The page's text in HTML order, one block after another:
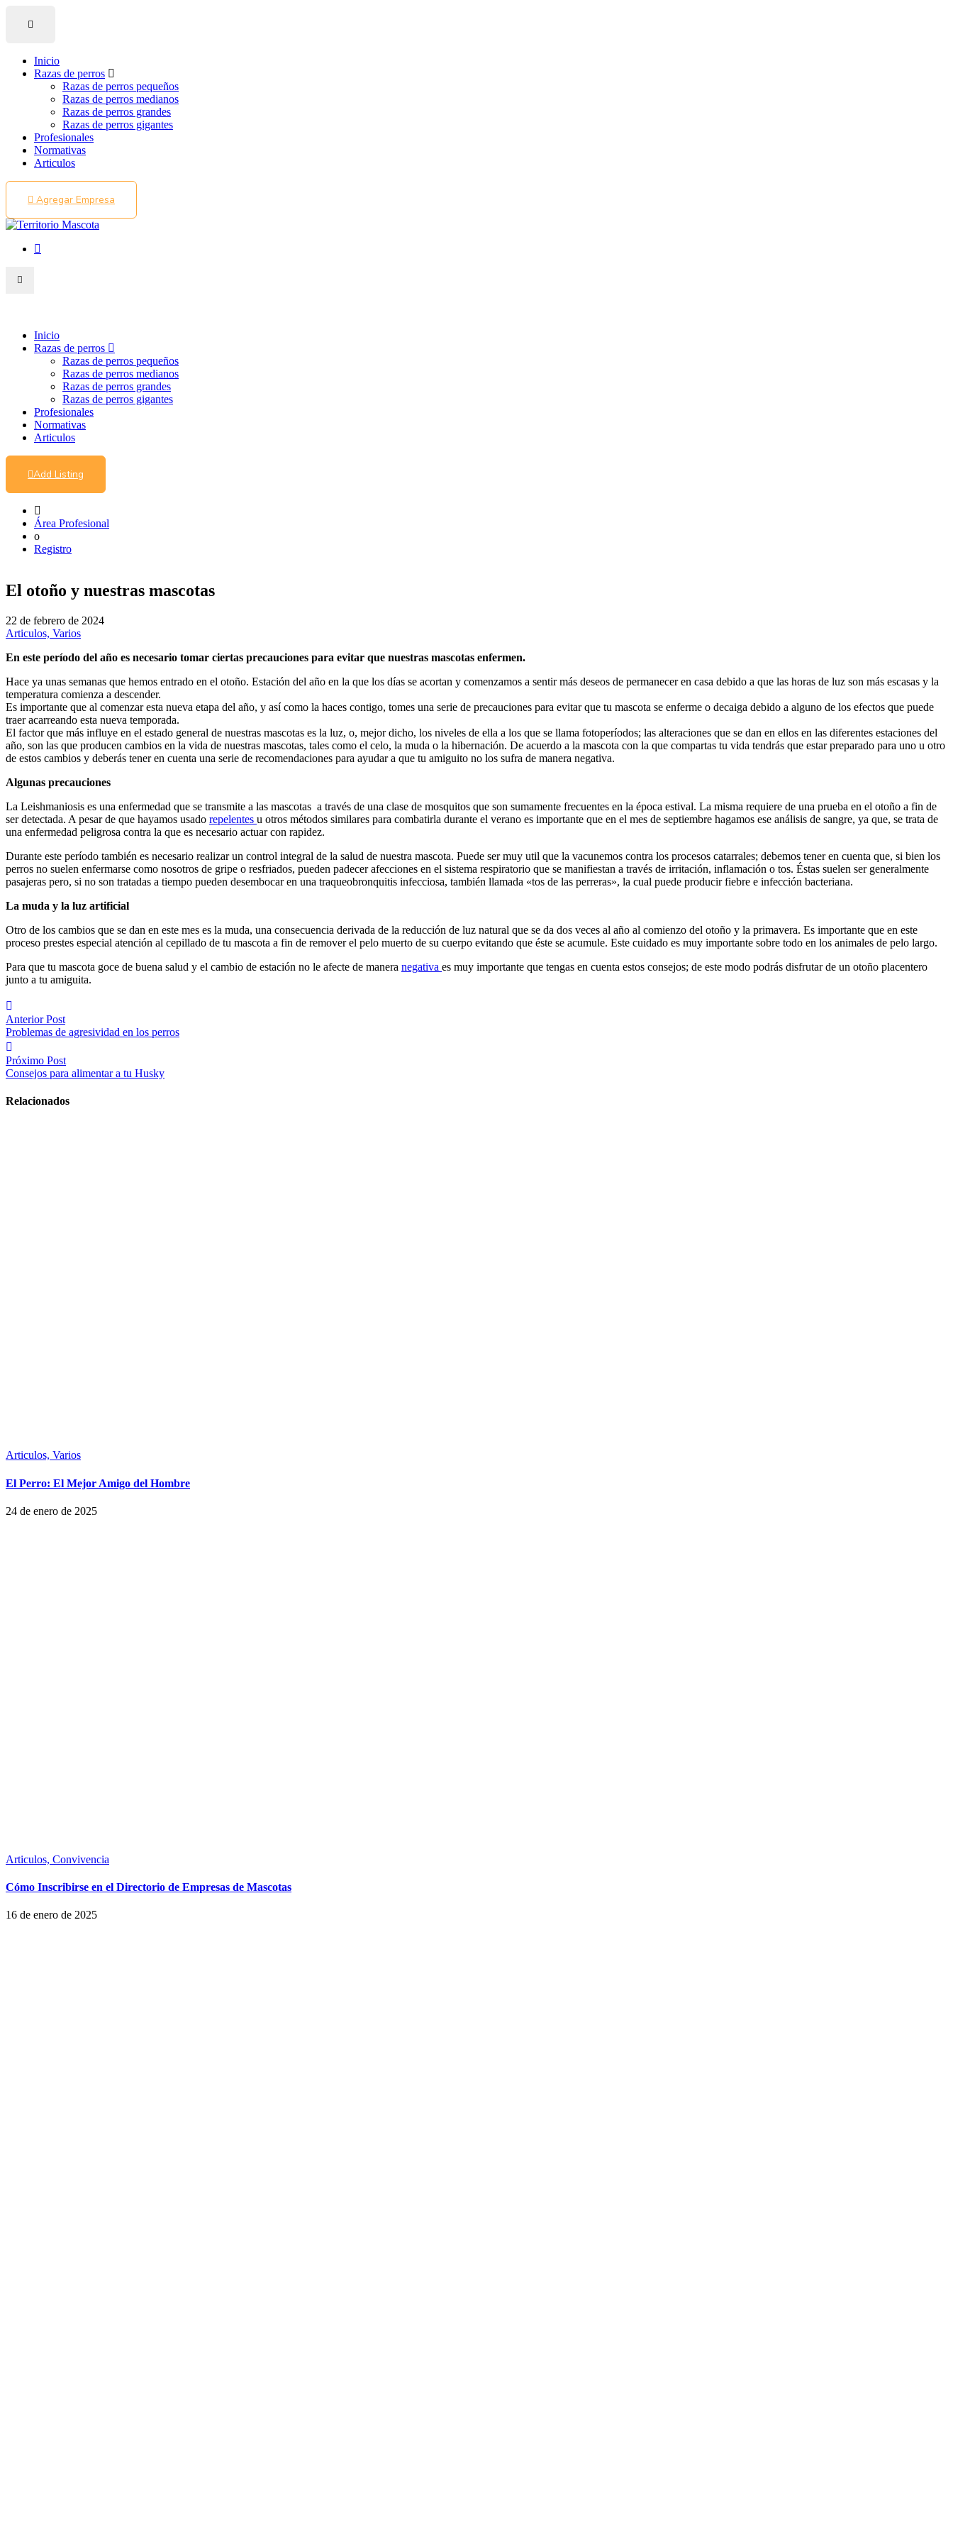
Inicio
Razas de perros
Razas de perros pequeños
Razas de perros medianos
Razas de perros grandes
Razas de perros gigantes
Profesionales
Normativas
Articulos
Agregar Empresa
Inicio
Razas de perros
Razas de perros pequeños
Razas de perros medianos
Razas de perros grandes
Razas de perros gigantes
Profesionales
Normativas
Articulos
Add Listing
Área Profesional
o
Registro
El otoño y nuestras mascotas
22 de febrero de 2024
Articulos, Varios
En este período del año es necesario tomar ciertas precauciones para evitar que nuestras mascotas enfermen.
Hace ya unas semanas que hemos entrado en el otoño. Estación del año en la que los días se acortan y comenzamos a sentir más deseos de permanecer en casa debido a que las horas de luz son más escasas y la
temperatura comienza a descender.
Es importante que al comenzar esta nueva etapa del año, y así como la haces contigo, tomes una serie de precauciones para evitar que tu mascota se enferme o decaiga debido a alguno de los efectos que puede
traer acarreando esta nueva temporada.
El factor que más influye en el estado general de nuestras mascotas es la luz, o, mejor dicho, los niveles de ella a los que se llama fotoperíodos; las alteraciones que se dan en ellos en las diferentes estaciones del
año, son las que producen cambios en la vida de nuestras mascotas, tales como el celo, la muda o la hibernación. De acuerdo a la mascota con la que compartas tu vida tendrás que estar preparado para uno u otro
de estos cambios y deberás tener en cuenta una serie de recomendaciones para ayudar a que tu amiguito no los sufra de manera negativa.
Algunas precauciones
La Leishmaniosis es una enfermedad que se transmite a las mascotas a través de una clase de mosquitos que son sumamente frecuentes en la época estival. La misma requiere de una prueba en el otoño a fin de
ser detectada. A pesar de que hayamos usado repelentes u otros métodos similares para combatirla durante el verano es importante que en el mes de septiembre hagamos ese análisis de sangre, ya que, se trata de
una enfermedad peligrosa contra la que es necesario actuar con rapidez.
Durante este período también es necesario realizar un control integral de la salud de nuestra mascota. Puede ser muy util que la vacunemos contra los procesos catarrales; debemos tener en cuenta que, si bien los
perros no suelen enfermarse como nosotros de gripe o resfriados, pueden padecer afecciones en el sistema respiratorio que se manifiestan a través de irritación, inflamación o tos. Éstas suelen ser generalmente
pasajeras pero, si no son tratadas a tiempo pueden desembocar en una traqueobronquitis infecciosa, también llamada «tos de las perreras», la cual puede producir fiebre e infección bacteriana.
La muda y la luz artificial
Otro de los cambios que se dan en este mes es la muda, una consecuencia derivada de la reducción de luz natural que se da dos veces al año al comienzo del otoño y la primavera. Es importante que en este
proceso prestes especial atención al cepillado de tu mascota a fin de remover el pelo muerto de su cuerpo evitando que éste se acumule. Este cuidado es muy importante sobre todo en los animales de pelo largo.
Para que tu mascota goce de buena salud y el cambio de estación no le afecte de manera negativa es muy importante que tengas en cuenta estos consejos; de este modo podrás disfrutar de un otoño placentero
junto a tu amiguita.
Navegación
de
entradas
Anterior Post
Problemas de agresividad en los perros
Próximo Post
Consejos para alimentar a tu Husky
Relacionados
Articulos, Varios
El Perro: El Mejor Amigo del Hombre
24 de enero de 2025
Articulos, Convivencia
Cómo Inscribirse en el Directorio de Empresas de Mascotas
16 de enero de 2025